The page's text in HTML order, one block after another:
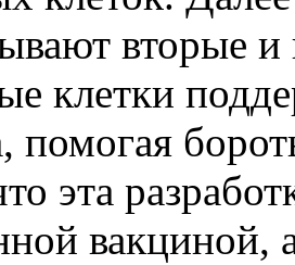
вторые и
клетки
помогая
эта
вакциной,